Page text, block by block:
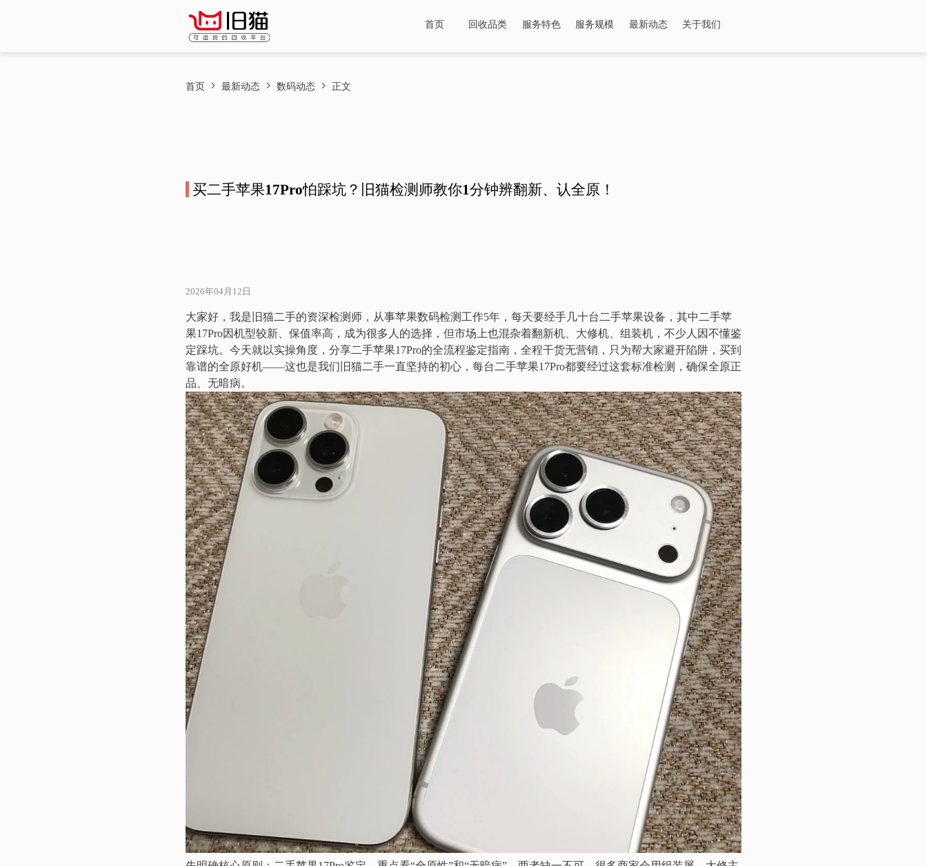
首页 回收品类 服务特色 服务规模 最新动态 关于我们
首页 最新动态 数码动态 正文
买二手苹果17Pro怕踩坑？旧猫检测师教你1分钟辨翻新、认全原！
2026年04月12日
大家好，我是旧猫二手的资深检测师，从事苹果数码检测工作5年，每天要经手几十台二手苹果设备，其中二手苹
果17Pro因机型较新、保值率高，成为很多人的选择，但市场上也混杂着翻新机、大修机、组装机，不少人因不懂鉴
定踩坑。今天就以实操角度，分享二手苹果17Pro的全流程鉴定指南，全程干货无营销，只为帮大家避开陷阱，买到
靠谱的全原好机——这也是我们旧猫二手一直坚持的初心，每台二手苹果17Pro都要经过这套标准检测，确保全原正
品、无暗病。